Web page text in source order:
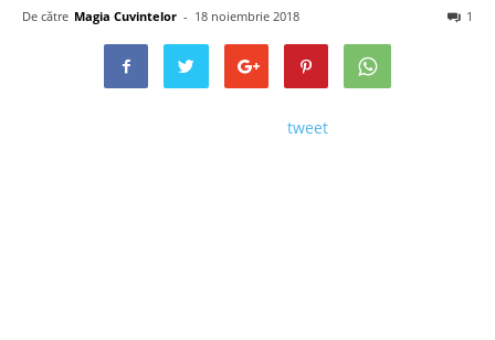
De către Magia Cuvintelor - 18 noiembrie 2018 1
tweet